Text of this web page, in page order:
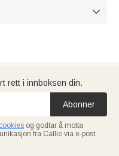

rett i innboksen din.
Abonner
og godtar å motta
fra Callie via e-post.